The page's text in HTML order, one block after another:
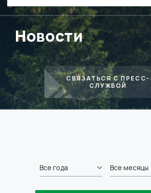
Новости
СВЯЗАТЬСЯ С ПРЕСС-
СЛУЖБОЙ
Все года Все месяцы